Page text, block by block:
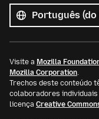
os
idiomas
Idioma
Visite a Mozilla
Mozilla Corporation.
Trechos deste conteúdo
colaboradores individuais
licença Creative